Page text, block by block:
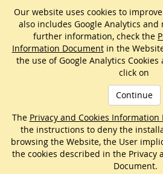
Our website uses cookies to
also includes Google Analytics and
further information, check the
Information Documentin the
the use of Google Analytics
click on
Continue
The Privacy and Cookies Information
the instructions to deny the
browsing the Website, the User
the cookies described in the Privacy
Document.